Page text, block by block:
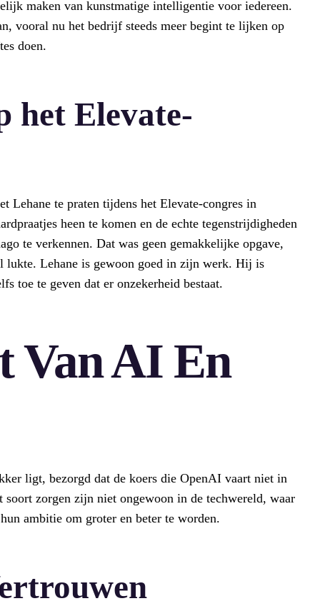
maken van kunstmatige intelligentie voor iedereen.
vooral nu het bedrijf steeds meer begint te lijken op
doen.
het Elevate-
Lehane te praten tijdens het Elevate-congres in
heen te komen en de echte tegenstrijdigheden
te verkennen. Dat was geen gemakkelijke opgave,
lukte. Lehane is gewoon goed in zijn werk. Hij is
toe te geven dat er onzekerheid bestaat.
Van AI En
ligt, bezorgd dat de koers die OpenAI vaart niet in
zorgen zijn niet ongewoon in de techwereld, waar
ambitie om groter en beter te worden.